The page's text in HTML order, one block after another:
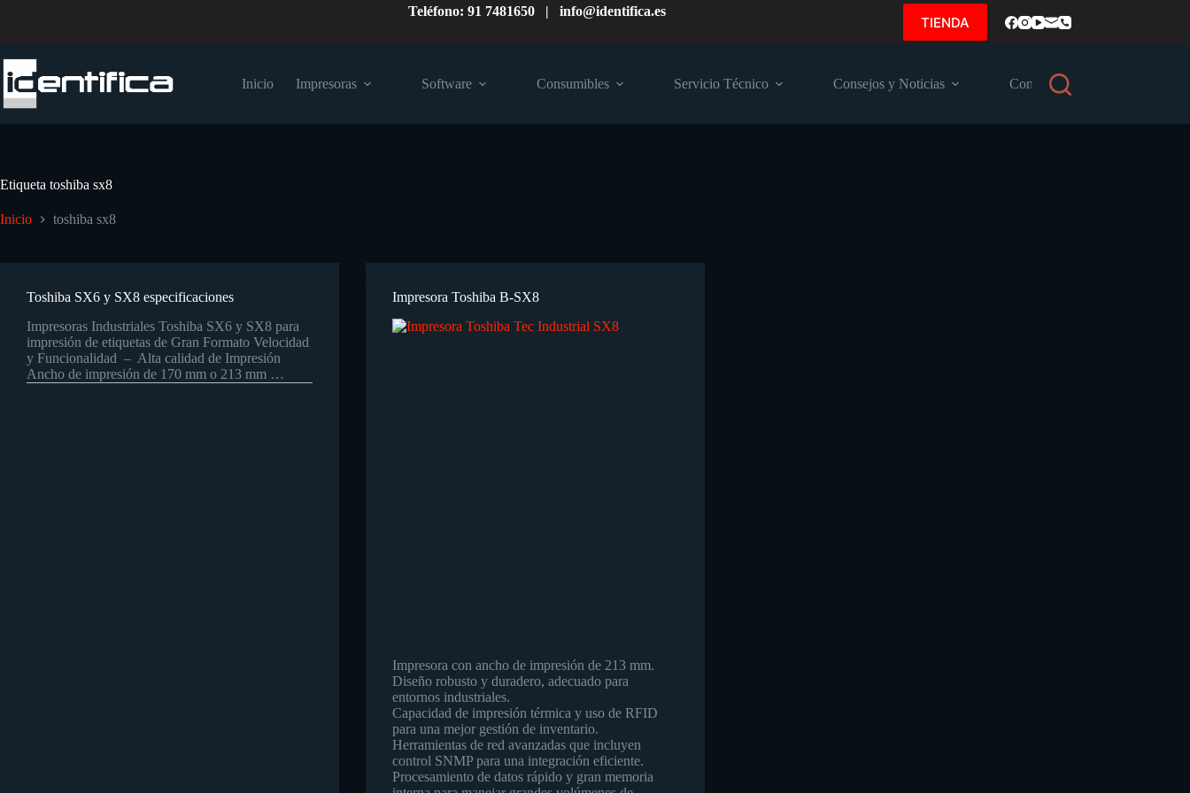
Teléfono: 91 7481650 | info@identifica.es
TIENDA
Inicio Impresoras Software Consumibles Servicio Técnico Consejos y Noticias Contacto
Etiqueta toshiba sx8
Inicio toshiba sx8
Toshiba SX6 y SX8 especificaciones
Impresoras Industriales Toshiba SX6 y SX8 para
impresión de etiquetas de Gran Formato Velocidad
y Funcionalidad – Alta calidad de Impresión
Ancho de impresión de 170 mm o 213 mm …
Impresora Toshiba B-SX8
Impresora con ancho de impresión de 213 mm.
Diseño robusto y duradero, adecuado para
entornos industriales.
Capacidad de impresión térmica y uso de RFID
para una mejor gestión de inventario.
Herramientas de red avanzadas que incluyen
control SNMP para una integración eficiente.
Procesamiento de datos rápido y gran memoria